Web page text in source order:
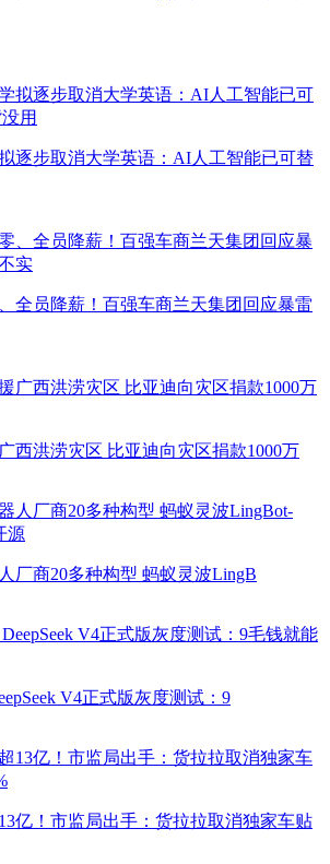
逐步取消大学英语：AI人工智能已可替
全员降薪！百强车商兰天集团回应暴雷
西洪涝灾区 比亚迪向灾区捐款1000万
厂商20多种构型 蚂蚁灵波LingB
V4正式版灰度测试：9
亿！市监局出手：货拉拉取消独家车贴